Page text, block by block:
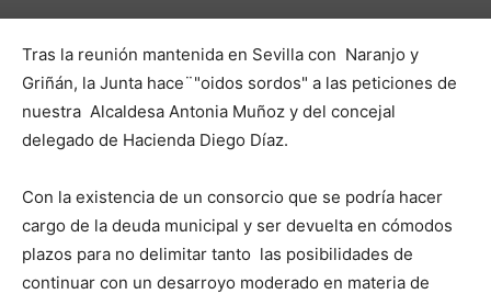
Tras la reunión mantenida en Sevilla con Naranjo y
Griñán, la Junta hace¨"oidos sordos" a las peticiones de
nuestra Alcaldesa Antonia Muñoz y del concejal
delegado de Hacienda Diego Díaz.
Con la existencia de un consorcio que se podría hacer
cargo de la deuda municipal y ser devuelta en cómodos
plazos para no delimitar tanto las posibilidades de
continuar con un desarroyo moderado en materia de